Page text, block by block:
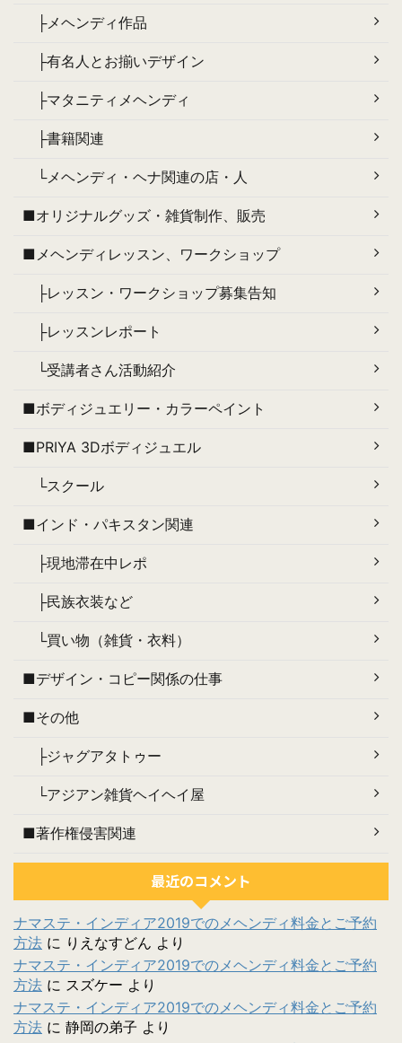
├メヘンディ作品
├有名人とお揃いデザイン
├マタニティメヘンディ
├書籍関連
└メヘンディ・ヘナ関連の店・人
■オリジナルグッズ・雑貨制作、販売
■メヘンディレッスン、ワークショップ
├レッスン・ワークショップ募集告知
├レッスンレポート
└受講者さん活動紹介
■ボディジュエリー・カラーペイント
■PRIYA 3Dボディジュエル
└スクール
■インド・パキスタン関連
├現地滞在中レポ
├民族衣装など
└買い物（雑貨・衣料）
■デザイン・コピー関係の仕事
■その他
├ジャグアタトゥー
└アジアン雑貨ヘイヘイ屋
■著作権侵害関連
最近のコメント
ナマステ・インディア2019でのメヘンディ料金とご予約
方法 に りえなすどん より
ナマステ・インディア2019でのメヘンディ料金とご予約
方法 に スズケー より
ナマステ・インディア2019でのメヘンディ料金とご予約
方法 に 静岡の弟子 より